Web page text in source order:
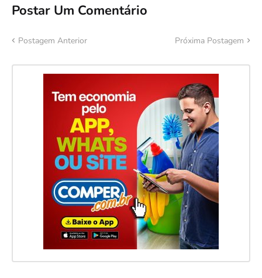
Postar Um Comentário
Postagem Anterior Próxima Postagem